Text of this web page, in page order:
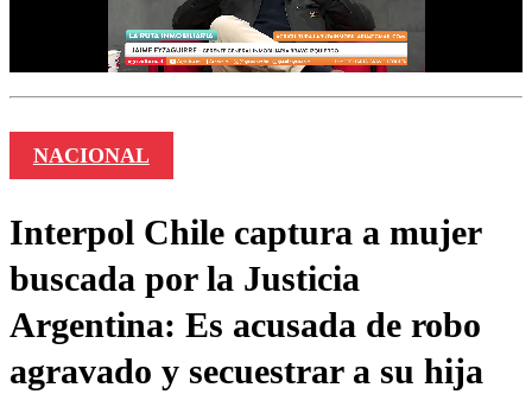
NACIONAL
Interpol Chile captura a mujer
buscada por la Justicia
Argentina: Es acusada de robo
agravado y secuestrar a su hija